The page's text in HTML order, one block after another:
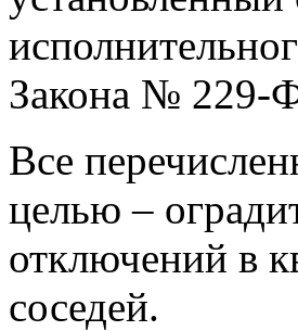
Закона № 229-
Все
целью –
отключений в
соседей.